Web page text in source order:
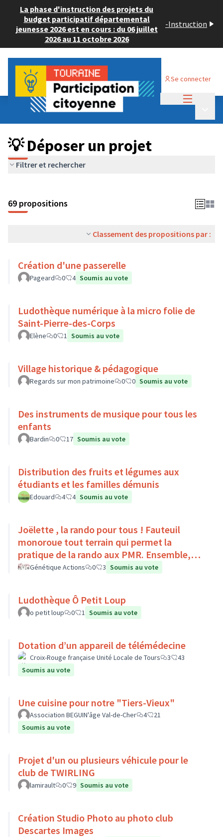
La phase d'instruction des projets du
budget participatif départemental
jeunesse 2026 est en cours : du 06 juillet
2026 au 11 octobre 2026
-Instruction
Se connecter
Budget Participatif ADULTE 2024
💡 Déposer un projet
💡 Déposer un projet
Filtrer et rechercher
69 propositions
Classement des propositions par :
Création d'une passerelle
Pageard 0 4 Soumis au vote
Ludothèque numérique à la micro folie de
Saint-Pierre-des-Corps
Elène 0 1 Soumis au vote
Village historique & pédagogique
Regards sur mon patrimoine 0 0 Soumis au vote
Des instruments de musique pour tous les
enfants
Bardin 0 17 Soumis au vote
Distribution des fruits et légumes aux
étudiants et les familles démunis
Edouard 4 4 Soumis au vote
Joëlette , la rando pour tous ! Fauteuil
monoroue tout terrain qui permet la
pratique de la rando aux PMR. Ensemble,
faisons du sport :)
Génétique Actions 0 3 Soumis au vote
Ludothèque Ô Petit Loup
o petit loup 0 1 Soumis au vote
Dotation d’un appareil de télémédecine
Croix-Rouge française Unité Locale de Tours 3
43
Soumis au vote
Une cuisine pour notre "Tiers-Vieux"
Association BEGUIN'âge Val-de-Cher 4
21
Soumis au vote
Projet d'un ou plusieurs véhicule pour le
club de TWIRLING
lamirault 0 9 Soumis au vote
Création Studio Photo au photo club
Descartes Images